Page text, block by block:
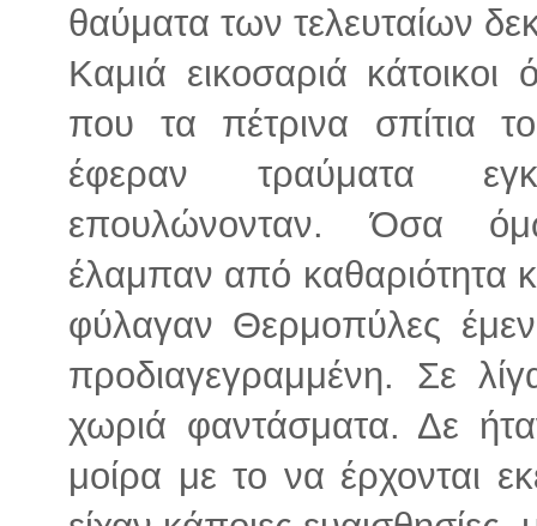
θαύματα των τελευταίων
Καμιά εικοσαριά κάτοικοι
που τα πέτρινα σπίτια
έφεραν τραύματα
επουλώνονταν. Όσα
έλαμπαν από καθαριότητα
φύλαγαν Θερμοπύλες
προδιαγεγραμμένη. Σε
χωριά φαντάσματα. Δε
μοίρα με το να έρχονται